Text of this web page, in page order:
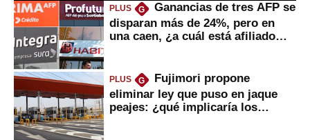
PLUS G
Ganancias de tres AFP se
disparan más de 24%, pero en
una caen, ¿a cuál está afiliado
PLUS G
Fujimori propone
eliminar ley que puso en jaque
peajes: ¿qué implicaría los